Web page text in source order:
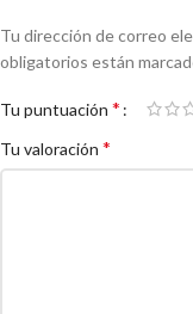
Tu dirección de correo
obligatorios están
Tu puntuación *
Tu valoración *